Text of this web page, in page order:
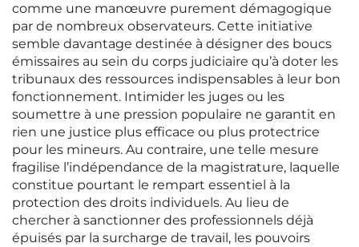
comme une manœuvre purement démagogique
par de nombreux observateurs. Cette initiative
semble davantage destinée à désigner des boucs
émissaires au sein du corps judiciaire qu’à doter les
tribunaux des ressources indispensables à leur bon
fonctionnement. Intimider les juges ou les
soumettre à une pression populaire ne garantit en
rien une justice plus efficace ou plus protectrice
pour les mineurs. Au contraire, une telle mesure
fragilise l’indépendance de la magistrature, laquelle
constitue pourtant le rempart essentiel à la
protection des droits individuels. Au lieu de
chercher à sanctionner des professionnels déjà
épuisés par la surcharge de travail, les pouvoirs